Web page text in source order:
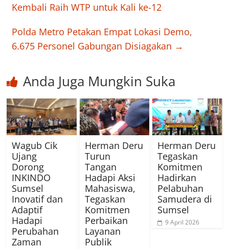
Kembali Raih WTP untuk Kali ke-12
Polda Metro Petakan Empat Lokasi Demo,
6.675 Personel Gabungan Disiagakan →
Anda Juga Mungkin Suka
Wagub Cik
Ujang
Dorong
INKINDO
Sumsel
Inovatif dan
Adaptif
Hadapi
Perubahan
Zaman
Herman Deru
Turun
Tangan
Hadapi Aksi
Mahasiswa,
Tegaskan
Komitmen
Perbaikan
Layanan
Publik
Herman Deru
Tegaskan
Komitmen
Hadirkan
Pelabuhan
Samudera di
Sumsel
9 April 2026